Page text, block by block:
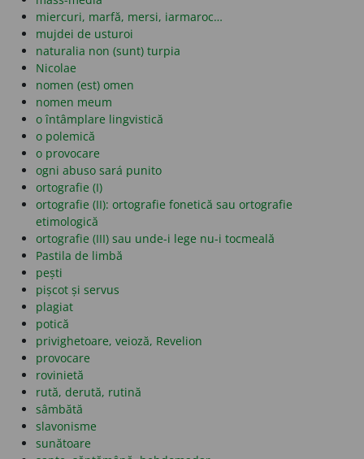
miercuri, marfă, mersi, iarmaroc…
mujdei de usturoi
naturalia non (sunt) turpia
Nicolae
nomen (est) omen
nomen meum
o întâmplare lingvistică
o polemică
o provocare
ogni abuso sará punito
ortografie (I)
ortografie (II): ortografie fonetică sau ortografie
etimologică
ortografie (III) sau unde-i lege nu-i tocmeală
Pastila de limbă
pești
pișcot și servus
plagiat
potică
privighetoare, veioză, Revelion
provocare
rovinietă
rută, derută, rutină
sâmbătă
slavonisme
sunătoare